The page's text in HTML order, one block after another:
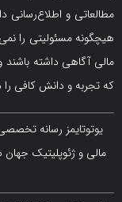
اطلاع‌رسانی دارد. این
را نمی‌پذیرد.
داشته باشند و قبل از
دانش کافی را دارند.
رسانه تخصصی
جهان شامل